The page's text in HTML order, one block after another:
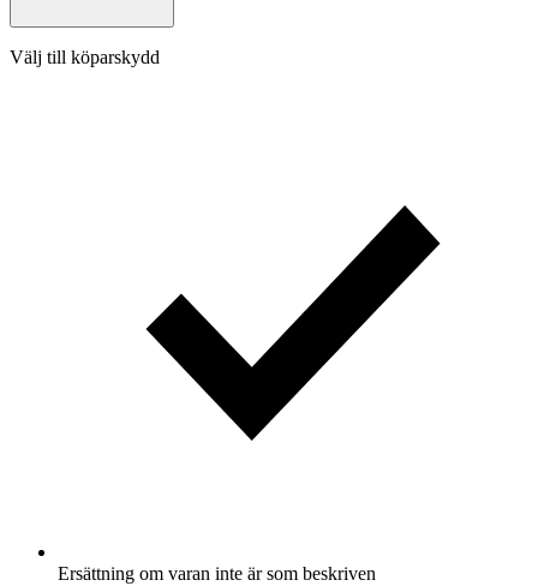
Välj till köparskydd
Ersättning om varan inte är som beskriven